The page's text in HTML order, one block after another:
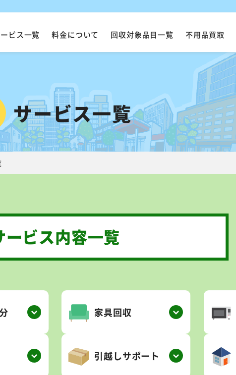
ビス一覧 料金について 回収対象品目一覧 不用品買取
サービス一覧
ービス内容一覧
家具回収
引越しサポート